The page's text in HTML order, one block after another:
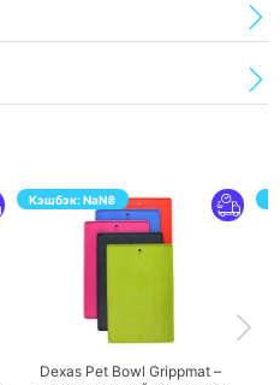
Кэшбэк:NaN₴
ПЕРЕЙТИ
Dexas Pet Bowl Grippmat –